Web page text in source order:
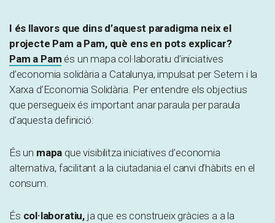
I és llavors que dins d’aquest paradigma neix el
projecte Pam a Pam, què ens en pots explicar?
Pam a Pam és un mapa col·laboratiu d’iniciatives
d’economia solidària a Catalunya, impulsat per Setem i la
Xarxa d’Economia Solidària. Per entendre els objectius
que persegueix és important anar paraula per paraula
d’aquesta definició:
És un mapa que visibilitza iniciatives d’economia
alternativa, facilitant a la ciutadania el canvi d’hàbits en el
consum.
És col·laboratiu, ja que es construeix gràcies a a la